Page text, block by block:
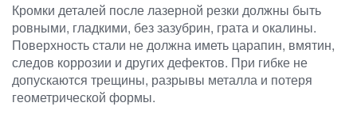
Кромки деталей после лазерной резки должны быть
ровными, гладкими, без зазубрин, грата и окалины.
Поверхность стали не должна иметь царапин, вмятин,
следов коррозии и других дефектов. При гибке не
допускаются трещины, разрывы металла и потеря
геометрической формы.